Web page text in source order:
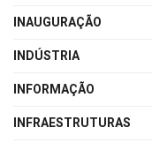
INAUGURAÇÃO
INDÚSTRIA
INFORMAÇÃO
INFRAESTRUTURAS